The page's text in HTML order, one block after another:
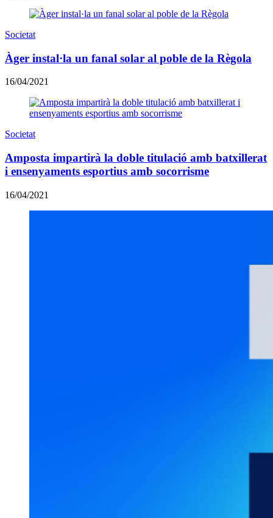
Societat
Àger instal·la un fanal solar al poble de la Règola
16/04/2021
Societat
Amposta impartirà la doble titulació amb batxillerat
i ensenyaments esportius amb socorrisme
16/04/2021